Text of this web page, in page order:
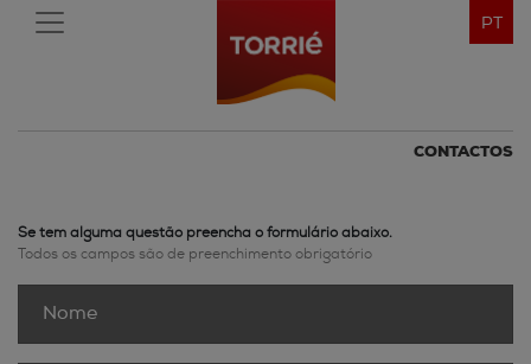
PT
CONTACTOS
Se tem alguma questão preencha o formulário abaixo.
Todos os campos são de preenchimento obrigatório